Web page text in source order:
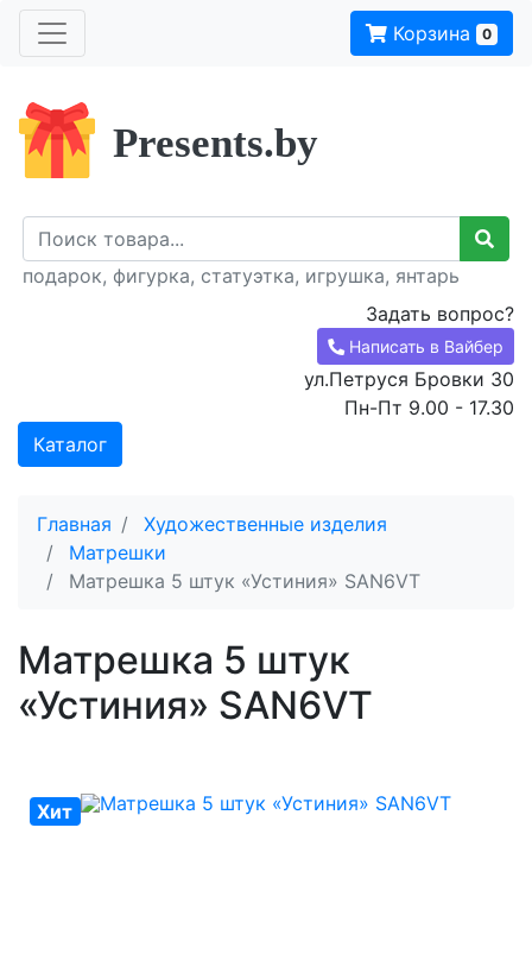
Корзина 0
Presents.by
подарок, фигурка, статуэтка, игрушка, янтарь
Задать вопрос?
Написать в Вайбер
ул.Петруся Бровки 30
Пн-Пт 9.00 - 17.30
Каталог
Главная
Художественные изделия
Матрешки
Матрешка 5 штук «Устиния» SAN6VT
Матрешка 5 штук
«Устиния» SAN6VT
Хит